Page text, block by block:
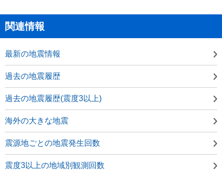
関連情報
最新の地震情報
過去の地震履歴
過去の地震履歴(震度3以上)
海外の大きな地震
震源地ごとの地震発生回数
震度3以上の地域別観測回数